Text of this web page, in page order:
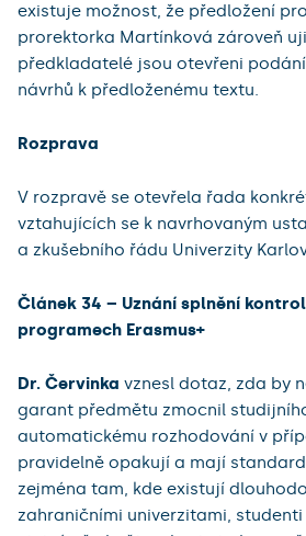
existuje možnost, že předložení
prorektorka Martínková zároveň
předkladatelé jsou otevřeni
návrhů k předloženému textu.
Rozprava
V rozpravě se otevřela řada
vztahujících se k navrhovaným
a zkušebního řádu Univerzity
Článek 34 – Uznání splnění
programech Erasmus+
Dr. Červinka vznesl dotaz, zda by
garant předmětu zmocnil
automatickému rozhodování v
pravidelně opakují a mají
zejména tam, kde existují
zahraničními univerzitami,